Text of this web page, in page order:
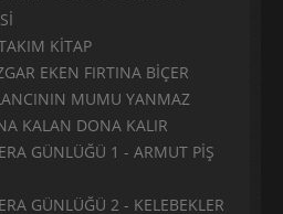
KİTAP
EKEN FIRTINA BİÇER
MUMU YANMAZ
KALAN DONA KALIR
GÜNLÜĞÜ 1 - ARMUT PİŞ
GÜNLÜĞÜ 2 - KELEBEKLER